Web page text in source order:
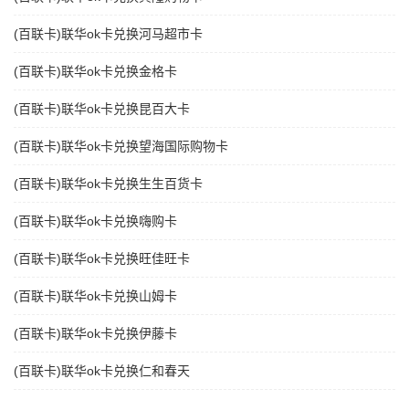
(百联卡)联华ok卡兑换河马超市卡
(百联卡)联华ok卡兑换金格卡
(百联卡)联华ok卡兑换昆百大卡
(百联卡)联华ok卡兑换望海国际购物卡
(百联卡)联华ok卡兑换生生百货卡
(百联卡)联华ok卡兑换嗨购卡
(百联卡)联华ok卡兑换旺佳旺卡
(百联卡)联华ok卡兑换山姆卡
(百联卡)联华ok卡兑换伊藤卡
(百联卡)联华ok卡兑换仁和春天